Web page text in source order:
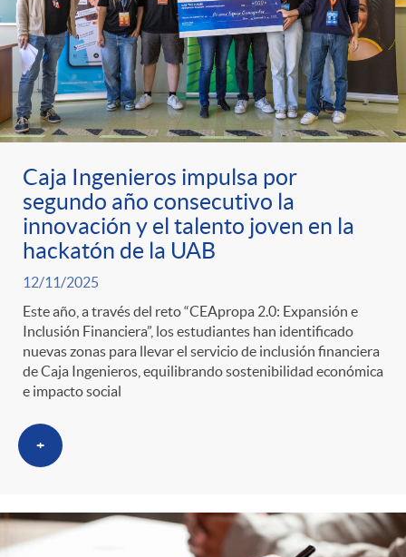
Caja Ingenieros impulsa por
segundo año consecutivo la
innovación y el talento joven en la
hackatón de la UAB
12/11/2025
Este año, a través del reto “CEApropa 2.0: Expansión e
Inclusión Financiera”, los estudiantes han identificado
nuevas zonas para llevar el servicio de inclusión financiera
de Caja Ingenieros, equilibrando sostenibilidad económica
e impacto social
+